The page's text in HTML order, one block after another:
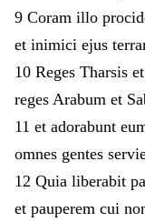
9 Coram illo
et inimici ejus
10 Reges Tharsis et
reges Arabum et
11 et adorabunt
omnes gentes
12 Quia liberabit
et pauperem cui